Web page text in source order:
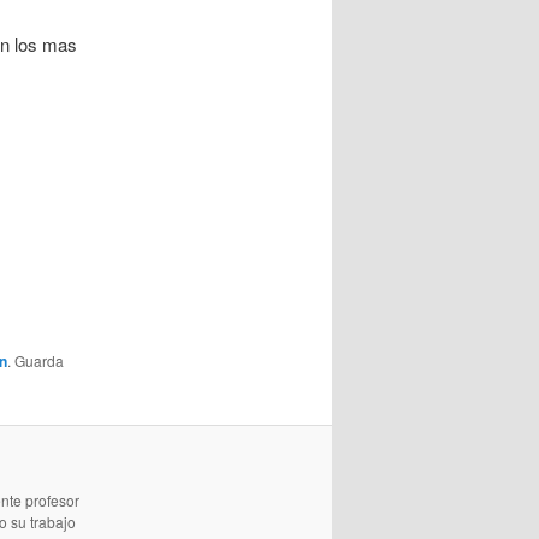
los mas
. Guarda
profesor
su trabajo